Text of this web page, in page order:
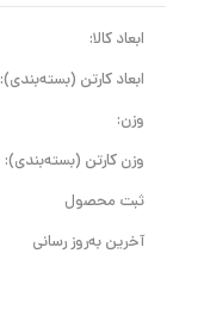
ابعاد کالا:
ابعاد کارتن (بسته‌بندی):
وزن:
وزن کارتن (بسته‌بندی):
ثبت محصول
آخرین به‌روز رسانی